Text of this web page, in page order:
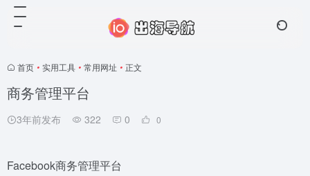
首页 • 实用工具 • 常用网址 • 正文
商务管理平台
3年前发布 322 0 0
Facebook商务管理平台